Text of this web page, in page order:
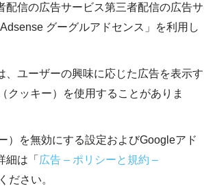
配信の広告サービス第三者配信の広告サ
グーグルアドセンス」を利用し
、ユーザーの興味に応じた広告を表示す
クッキー）を使用することがありま
）を無効にする設定およびGoogleアド
細は「 広告 – ポリシーと規約 –
ださい。